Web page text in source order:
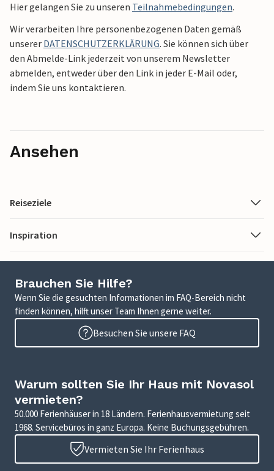
Hier gelangen Sie zu unseren Teilnahmebedingungen.
Wir verarbeiten Ihre personenbezogenen Daten gemäß
unserer DATENSCHUTZERKLÄRUNG. Sie können sich über
den Abmelde-Link jederzeit von unserem Newsletter
abmelden, entweder über den Link in jeder E-Mail oder,
indem Sie uns kontaktieren.
Ansehen
Reiseziele
Inspiration
Brauchen Sie Hilfe?
Wenn Sie die gesuchten Informationen im FAQ-Bereich nicht
finden können, hilft unser Team Ihnen gerne weiter.
Besuchen Sie unsere FAQ
Warum sollten Sie Ihr Haus mit Novasol
vermieten?
50.000 Ferienhäuser in 18 Ländern. Ferienhausvermietung seit
1968. Servicebüros in ganz Europa. Keine Buchungsgebühren.
Vermieten Sie Ihr Ferienhaus